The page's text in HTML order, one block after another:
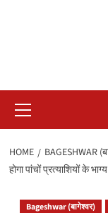
Menu
HOME BAGESHWAR
होगा पांचों प्रत्याशियों के
Bageshwar (बागेश्वर)